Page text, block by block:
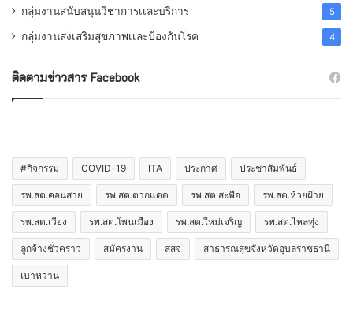
กลุ่มงานสนับสนุนวิชาการเเละบริการ 5
กลุ่มงานส่งเสริมสุขภาพเเละป้องกันโรค 4
ติดตามข่าวสาร Facebook
#กิจกรรม COVID-19 ITA ประกาศ ประชาสัมพันธ์
รพ.สต.คอนสาย รพ.สต.ตากแดด รพ.สต.สะพือ รพ.สต.ห้วยฝ้าย
รพ.สต.เวียง รพ.สต.โพนเมือง รพ.สต.ใหม่เจริญ รพ.สต.ไหล่ทุ่ง
ลูกจ้างชั่วคราว สมัครงาน สสจ สาธารณสุขจังหวัดอุบลราชธานี
เบาหวาน